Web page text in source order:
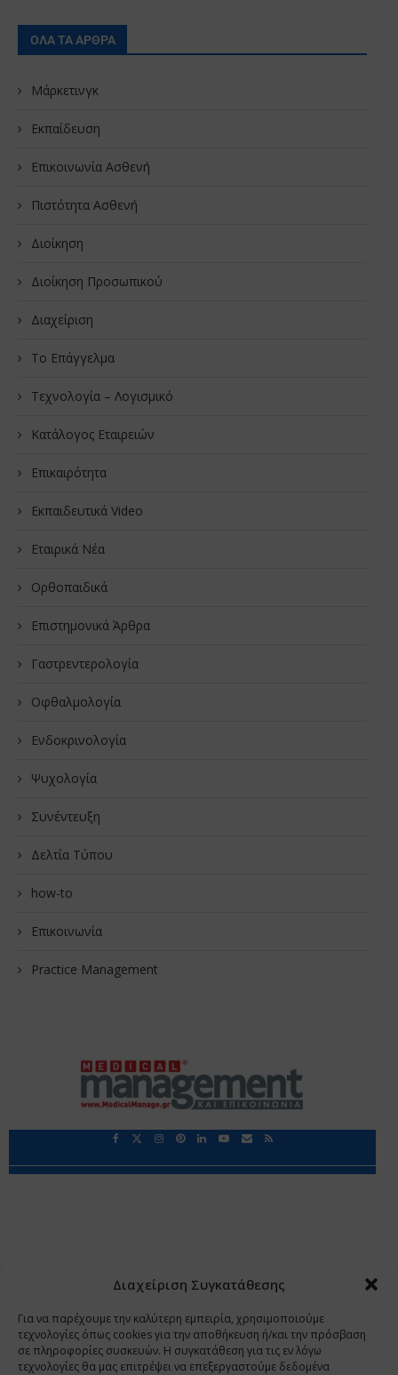
Διαχείριση Συγκατάθεσης
Για να παρέχουμε την καλύτερη εμπειρία, χρησιμοποιούμε
τεχνολογίες όπως cookies για την αποθήκευση ή/και την πρόσβαση
σε πληροφορίες συσκευών. Η συγκατάθεση για τις εν λόγω
τεχνολογίες θα μας επιτρέψει να επεξεργαστούμε δεδομένα
ΟΛΑ ΤΑ ΑΡΘΡΑ
Μάρκετινγκ
Εκπαίδευση
Επικοινωνία Ασθενή
Πιστότητα Ασθενή
Διοίκηση
Διοίκηση Προσωπικού
Διαχείριση
Το Επάγγελμα
Τεχνολογία – Λογισμικό
Κατάλογος Εταιρειών
Επικαιρότητα
Εκπαιδευτικά Video
Εταιρικά Νέα
Oρθοπαιδικά
Επιστημονικά Άρθρα
Γαστρεντερολογία
Οφθαλμολογία
Ενδοκρινολογία
Ψυχολογία
Συνέντευξη
Δελτία Τύπου
how-to
Επικοινωνία
Practice Management
Copyright 2009 - 2026 © Χαραμή Α.Ε.